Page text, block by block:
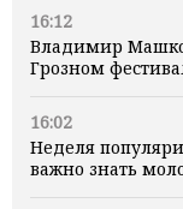
16:12
Владимир
Грозном
16:02
Неделя
важно знать